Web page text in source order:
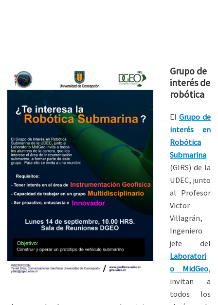
Grupo de
interés de
robótica
ElGrupo de
interés en
Robótica
Submarina
(GIRS) de la
UDEC, junto
al Profesor
Victor
Villagrán,
Ingeniero
jefe del
Laboratori
o MidGeo,
invitan a
todos los